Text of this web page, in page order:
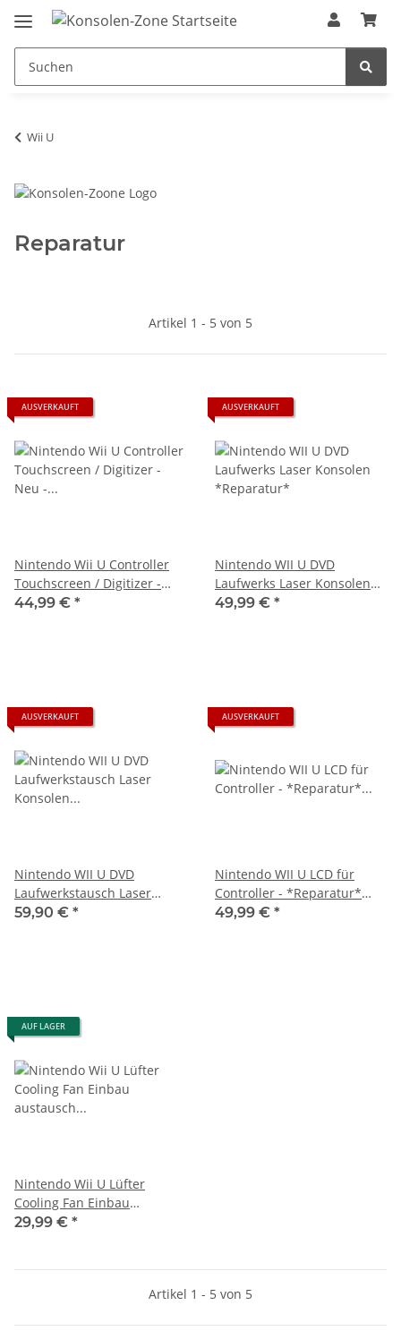
Wii U
Reparatur
Artikel 1 - 5 von 5
AUSVERKAUFT
Nintendo Wii U Controller
Touchscreen / Digitizer -
Neu - Einbau / *Reparatur*
44,99 € *
AUSVERKAUFT
Nintendo WII U DVD
Laufwerks Laser Konsolen
*Reparatur*
49,99 € *
AUSVERKAUFT
Nintendo WII U DVD
Laufwerkstausch Laser
Konsolen *Reparatur*
59,90 € *
AUSVERKAUFT
Nintendo WII U LCD für
Controller - *Reparatur*
Einbau durch uns - Defekt
49,99 € *
AUF LAGER
Nintendo Wii U Lüfter
Cooling Fan Einbau
austausch Reparatur durch
29,99 € *
Artikel 1 - 5 von 5